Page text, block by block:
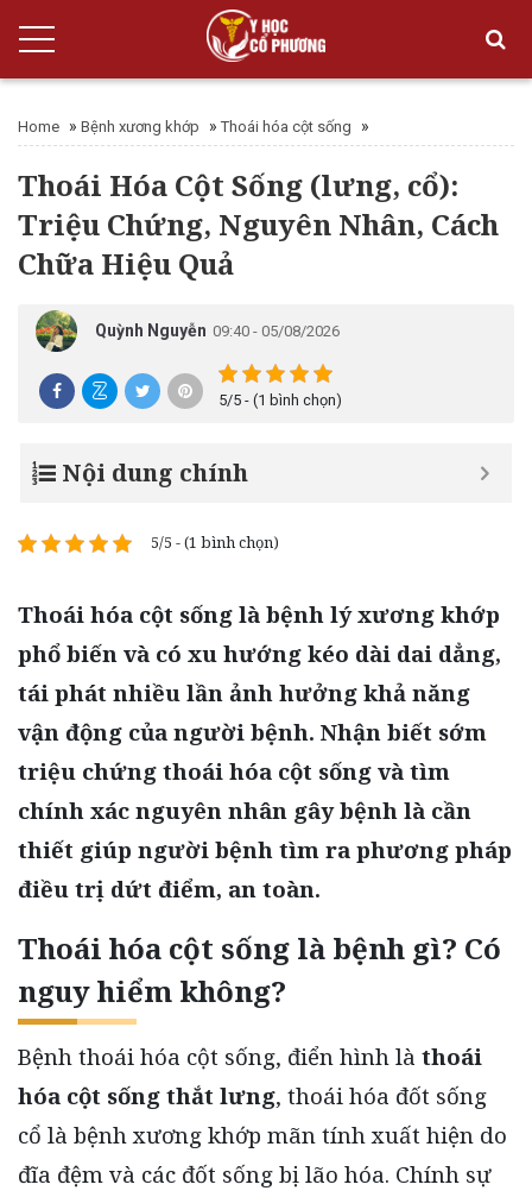
Home » Bệnh xương khớp »Thoái hóa cột sống »
Thoái Hóa Cột Sống (lưng, cổ):
Triệu Chứng, Nguyên Nhân, Cách
Chữa Hiệu Quả
Quỳnh Nguyễn 09:40 - 05/08/2026
5/5 - (1 bình chọn)
Nội dung chính
5/5 - (1 bình chọn)
Thoái hóa cột sống là bệnh lý xương khớp
phổ biến và có xu hướng kéo dài dai dẳng,
tái phát nhiều lần ảnh hưởng khả năng
vận động của người bệnh. Nhận biết sớm
triệu chứng thoái hóa cột sống và tìm
chính xác nguyên nhân gây bệnh là cần
thiết giúp người bệnh tìm ra phương pháp
điều trị dứt điểm, an toàn.
Thoái hóa cột sống là bệnh gì? Có
nguy hiểm không?
Bệnh thoái hóa cột sống, điển hình là thoái
hóa cột sống thắt lưng, thoái hóa đốt sống
cổ là bệnh xương khớp mãn tính xuất hiện do
đĩa đệm và các đốt sống bị lão hóa. Chính sự